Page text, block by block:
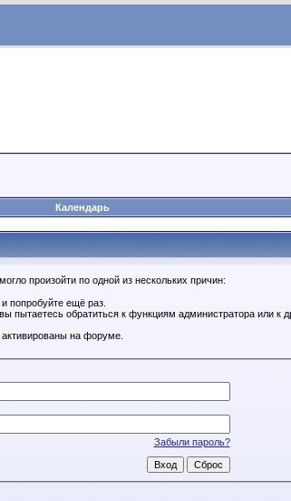
Календарь
произойти по одной из нескольких причин:
попробуйте ещё раз.
пытаетесь обратиться к функциям администратора или к
на форуме.
Забыли пароль?